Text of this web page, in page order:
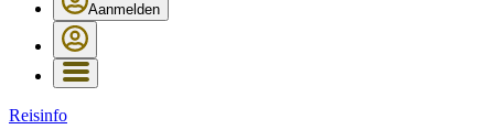
Aanmelden
Reisinfo